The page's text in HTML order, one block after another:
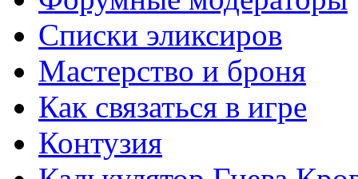
Списки эликсиров
Мастерство и броня
Как связаться в игре
Контузия